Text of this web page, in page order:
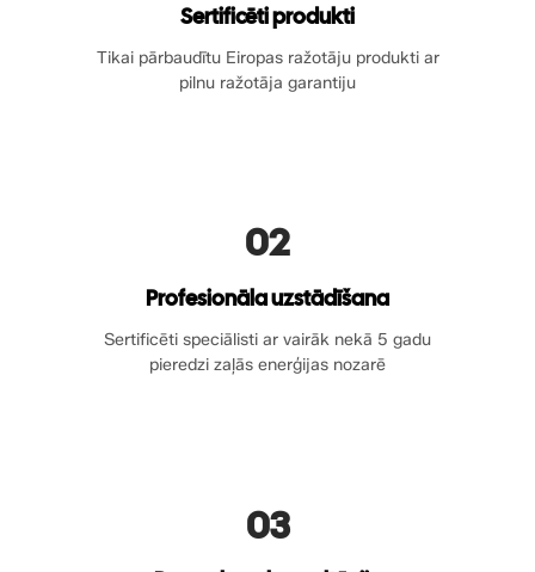
Sertificēti produkti
Tikai pārbaudītu Eiropas ražotāju produkti ar
pilnu ražotāja garantiju
02
Profesionāla uzstādīšana
Sertificēti speciālisti ar vairāk nekā 5 gadu
pieredzi zaļās enerģijas nozarē
03